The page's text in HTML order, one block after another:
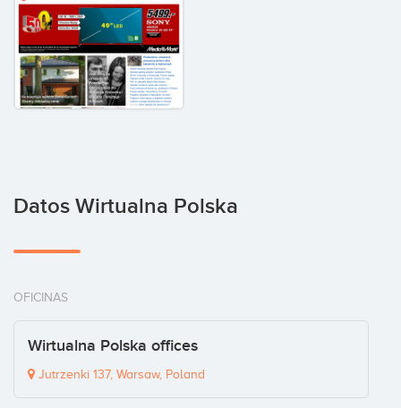
Datos Wirtualna Polska
OFICINAS
Wirtualna Polska offices
Jutrzenki 137, Warsaw, Poland